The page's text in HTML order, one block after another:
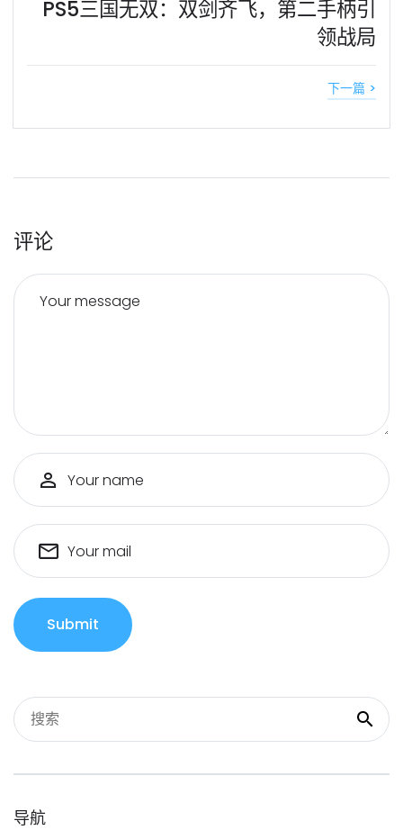
PS5三国无双：双剑齐飞，第二手柄引
领战局
下一篇 >
评论
Your message
Your name
Your mail
Submit
导航